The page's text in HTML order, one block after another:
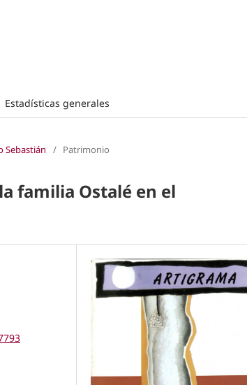
Estadísticas generales
Sebastián / Patrimonio
familia Ostalé en el